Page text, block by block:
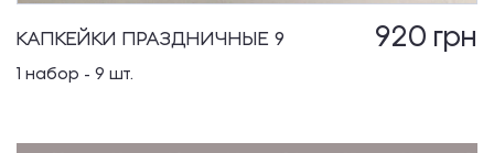
КАПКЕЙКИ ПРАЗДНИЧНЫЕ 9 920 грн
1 набор - 9 шт.